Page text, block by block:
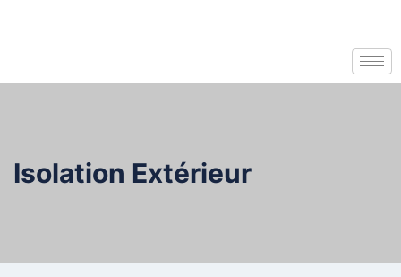
Isolation Extérieur